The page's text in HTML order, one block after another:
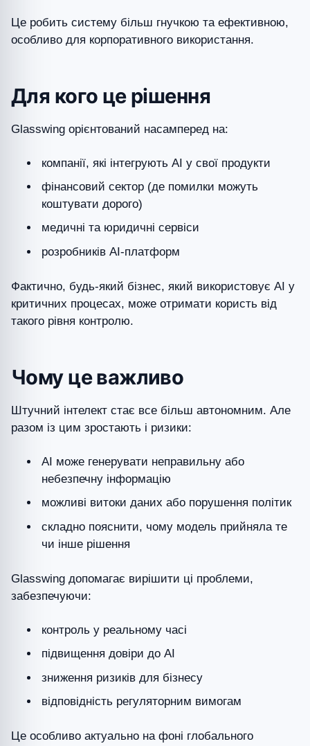
Це робить систему більш гнучкою та ефективною,
особливо для корпоративного використання.
Для кого це рішення
Glasswing орієнтований насамперед на:
компанії, які інтегрують AI у свої продукти
фінансовий сектор (де помилки можуть
коштувати дорого)
медичні та юридичні сервіси
розробників AI-платформ
Фактично, будь-який бізнес, який використовує AI у
критичних процесах, може отримати користь від
такого рівня контролю.
Чому це важливо
Штучний інтелект стає все більш автономним. Але
разом із цим зростають і ризики:
AI може генерувати неправильну або
небезпечну інформацію
можливі витоки даних або порушення політик
складно пояснити, чому модель прийняла те
чи інше рішення
Glasswing допомагає вирішити ці проблеми,
забезпечуючи:
контроль у реальному часі
підвищення довіри до AI
зниження ризиків для бізнесу
відповідність регуляторним вимогам
Це особливо актуально на фоні глобального